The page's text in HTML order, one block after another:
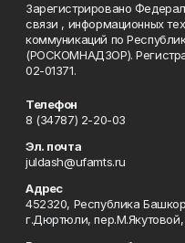
Зарегистрировано
связи , информационных
коммуникаций по
(РОСКОМНАДЗОР).
02-01371.
Телефон
8 (34787) 2-20-03
Эл. почта
juldash@ufamts.ru
Адрес
452320, Республика
г.Дюртюли, пер.М.Якутовой,